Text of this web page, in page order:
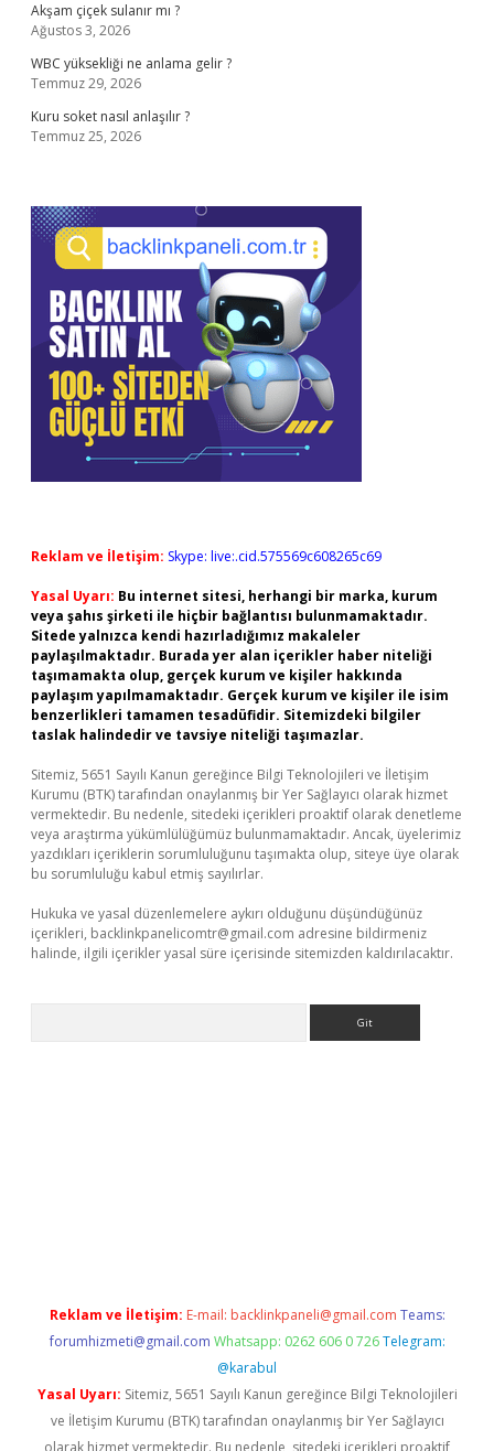
Akşam çiçek sulanır mı ?
Ağustos 3, 2026
WBC yüksekliği ne anlama gelir ?
Temmuz 29, 2026
Kuru soket nasıl anlaşılır ?
Temmuz 25, 2026
Reklam ve İletişim: Skype: live:.cid.575569c608265c69
Yasal Uyarı: Bu internet sitesi, herhangi bir marka, kurum
veya şahıs şirketi ile hiçbir bağlantısı bulunmamaktadır.
Sitede yalnızca kendi hazırladığımız makaleler
paylaşılmaktadır. Burada yer alan içerikler haber niteliği
taşımamakta olup, gerçek kurum ve kişiler hakkında
paylaşım yapılmamaktadır. Gerçek kurum ve kişiler ile isim
benzerlikleri tamamen tesadüfidir. Sitemizdeki bilgiler
taslak halindedir ve tavsiye niteliği taşımazlar.
Sitemiz, 5651 Sayılı Kanun gereğince Bilgi Teknolojileri ve İletişim
Kurumu (BTK) tarafından onaylanmış bir Yer Sağlayıcı olarak hizmet
vermektedir. Bu nedenle, sitedeki içerikleri proaktif olarak denetleme
veya araştırma yükümlülüğümüz bulunmamaktadır. Ancak, üyelerimiz
yazdıkları içeriklerin sorumluluğunu taşımakta olup, siteye üye olarak
bu sorumluluğu kabul etmiş sayılırlar.
Hukuka ve yasal düzenlemelere aykırı olduğunu düşündüğünüz
içerikleri, backlinkpanelicomtr@gmail.com adresine bildirmeniz
halinde, ilgili içerikler yasal süre içerisinde sitemizden kaldırılacaktır.
Reklam ve İletişim: E-mail: backlinkpaneli@gmail.com Teams:
forumhizmeti@gmail.com Whatsapp: 0262 606 0 726 Telegram:
@karabul
Yasal Uyarı: Sitemiz, 5651 Sayılı Kanun gereğince Bilgi Teknolojileri
ve İletişim Kurumu (BTK) tarafından onaylanmış bir Yer Sağlayıcı
olarak hizmet vermektedir. Bu nedenle, sitedeki içerikleri proaktif